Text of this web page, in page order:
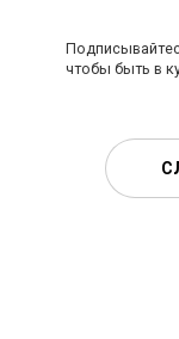
чтобы быть в